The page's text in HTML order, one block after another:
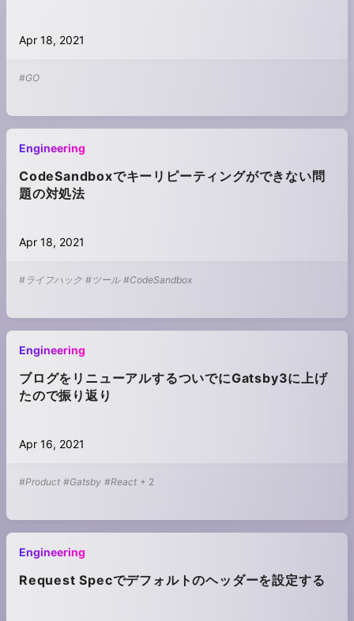
Apr 18, 2021
#GO
Engineering
CodeSandboxでキーリピーティングができない問
題の対処法
Apr 18, 2021
#ライフハック #ツール #CodeSandbox
Engineering
ブログをリニューアルするついでにGatsby3に上げ
たので振り返り
Apr 16, 2021
#Product #Gatsby #React + 2
Engineering
Request Specでデフォルトのヘッダーを設定する